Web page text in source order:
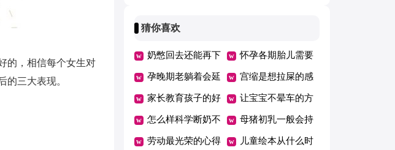
的，相信每个女生对
三大表现。
猜你喜欢
奶憋回去还能再下
来吗
怀孕各期胎儿需要
的营养
孕晚期老躺着会延
期吗
宫缩是想拉屎的感
觉吗
家长教育孩子的好
方法总结一年级
让宝宝不晕车的方
法
怎么样科学断奶不
坑娃
母猪初乳一般会持
续几天
劳动最光荣的心得 儿童绘本从什么时